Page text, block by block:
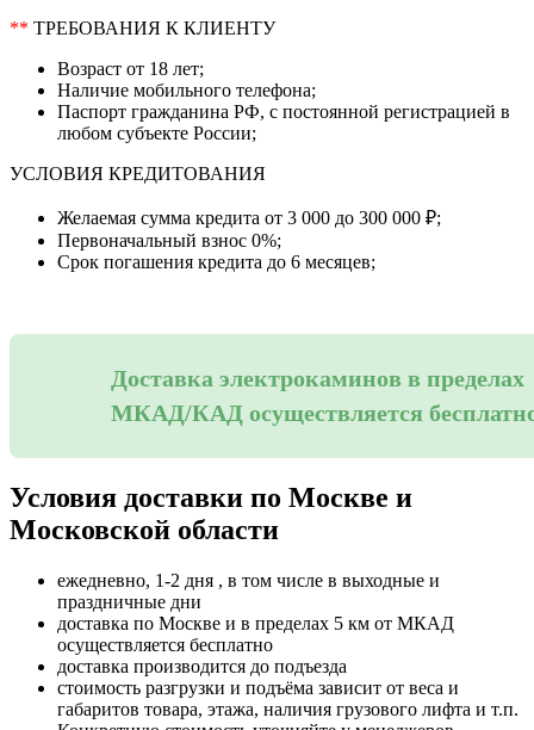
** ТРЕБОВАНИЯ К КЛИЕНТУ
Возраст от 18 лет;
Наличие мобильного телефона;
Паспорт гражданина РФ, с постоянной регистрацией в
любом субъекте России;
УСЛОВИЯ КРЕДИТОВАНИЯ
Желаемая сумма кредита от 3 000 до 300 000 ₽;
Первоначальный взнос 0%;
Срок погашения кредита до 6 месяцев;
Доставка электрокаминов в пределах
МКАД/КАД осуществляется
Условия доставки по Москве и
Московской области
ежедневно, 1-2 дня , в том числе в выходные и
праздничные дни
доставка по Москве и в пределах 5 км от МКАД
осуществляется бесплатно
доставка производится до подъезда
стоимость разгрузки и подъёма зависит от веса и
габаритов товара, этажа, наличия грузового лифта и т.п.